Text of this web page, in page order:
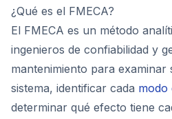
¿Qué es el FMECA?
El FMECA es un método
ingenieros de confiabilidad y
mantenimiento para examinar
sistema, identificar cada modo
determinar qué efecto tiene